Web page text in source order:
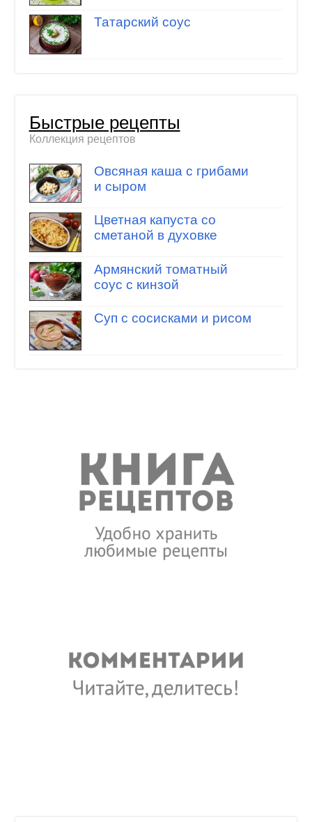
Татарский соус
Быстрые рецепты
Коллекция рецептов
Овсяная каша с грибами
и сыром
Цветная капуста со
сметаной в духовке
Армянский томатный
соус с кинзой
Суп с сосисками и рисом